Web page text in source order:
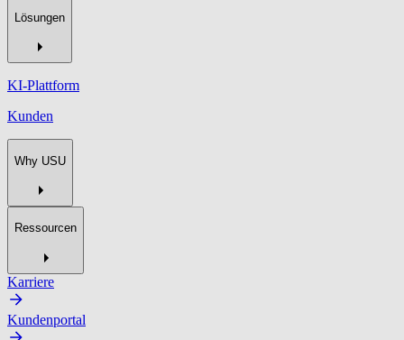
Lösungen
KI-Plattform
Kunden
Why USU
Ressourcen
Karriere
Kundenportal